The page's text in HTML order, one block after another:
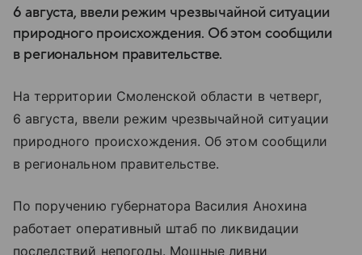
6 августа, ввели режим чрезвычайной ситуации
природного происхождения. Об этом сообщили
в региональном правительстве.
На территории Смоленской области в четверг,
6 августа, ввели режим чрезвычайной ситуации
природного происхождения. Об этом сообщили
в региональном правительстве.
По поручению губернатора Василия Анохина
работает оперативный штаб по ликвидации
последствий непогоды. Мощные ливни